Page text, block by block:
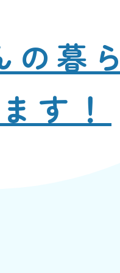
の暮
す！